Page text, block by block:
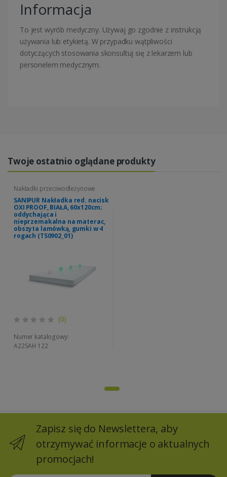
Informacja
To jest wyrób medyczny. Używaj go zgodnie z instrukcją
używania lub etykietą. W przypadku wątpliwości
dotyczących stosowania skonsultuj się z lekarzem lub
personelem medycznym.
Twoje ostatnio oglądane produkty
Nakładki przeciwodleżynowe
SANIPUR Nakładka red. nacisk
OXI PROOF, BIAŁA, 60x120cm;
oddychająca i
nieprzemakalna na materac,
obszyta lamówką, gumki w 4
rogach (TS0902_01)
(0)
Numer katalogowy:
A22SAH 122
Zapisz się do Newslettera, aby
otrzymywać informacje o aktualnych
promocjach!